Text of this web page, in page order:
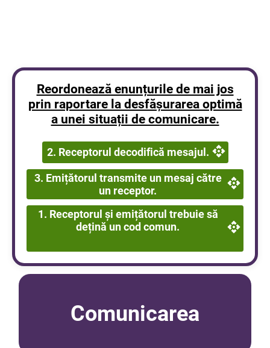
Reordonează enunțurile de mai jos
prin raportare la desfășurarea optimă
a unei situații de comunicare.
2. Receptorul decodifică mesajul.
3. Emițătorul transmite un mesaj către
un receptor.
1. Receptorul și emițătorul trebuie să
dețină un cod comun.
Comunicarea